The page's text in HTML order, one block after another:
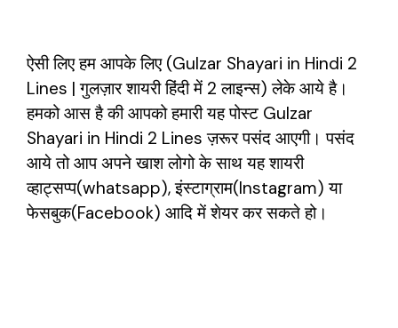
ऐसी लिए हम आपके लिए (Gulzar Shayari in Hindi 2
Lines | गुलज़ार शायरी हिंदी में 2 लाइन्स) लेके आये है।
हमको आस है की आपको हमारी यह पोस्ट Gulzar
Shayari in Hindi 2 Lines ज़रूर पसंद आएगी। पसंद
आये तो आप अपने खाश लोगो के साथ यह शायरी
व्हाट्सप्प(whatsapp), इंस्टाग्राम(Instagram) या
फेसबुक(Facebook) आदि में शेयर कर सकते हो।